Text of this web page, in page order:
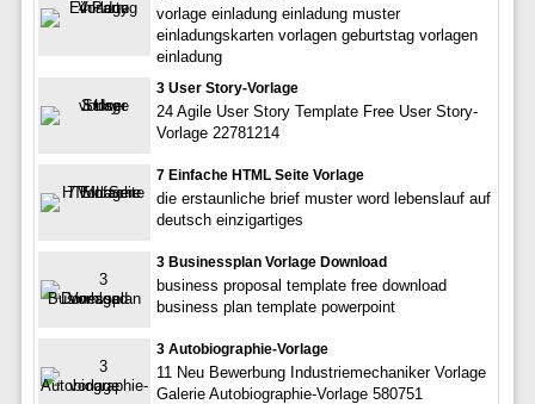
vorlage einladung einladung muster
einladungskarten vorlagen geburtstag vorlagen
einladung
3 User Story-Vorlage
24 Agile User Story Template Free User Story-
Vorlage 22781214
7 Einfache HTML Seite Vorlage
die erstaunliche brief muster word lebenslauf auf
deutsch einzigartiges
3 Businessplan Vorlage Download
business proposal template free download
business plan template powerpoint
3 Autobiographie-Vorlage
11 Neu Bewerbung Industriemechaniker Vorlage
Galerie Autobiographie-Vorlage 580751